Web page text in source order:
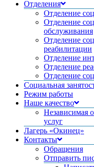
Отделения
Отделение
Отделение
обслуживания
Отделение
реабилитации
Отделение
Отделение
Отделение
Социальная
Режим работы
Наше качество
Независимая
услуг
Лагерь «Окинец»
Контакты
Обращения
Отправить